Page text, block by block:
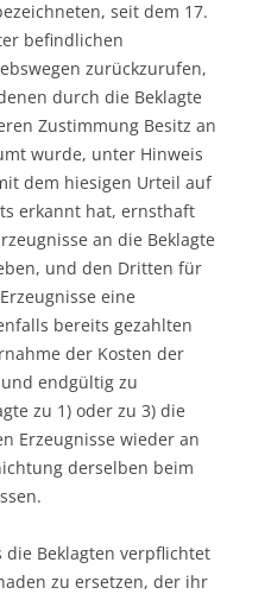
seit dem 17.
befindlichen
zurückzurufen,
durch die Beklagte
Zustimmung Besitz an
wurde, unter Hinweis
dem hiesigen Urteil auf
erkannt hat, ernsthaft
an die Beklagte
und den Dritten für
eine
bereits gezahlten
der Kosten der
endgültig zu
zu 1) oder zu 3) die
Erzeugnisse wieder an
derselben beim
die Beklagten verpflichtet
zu ersetzen, der ihr